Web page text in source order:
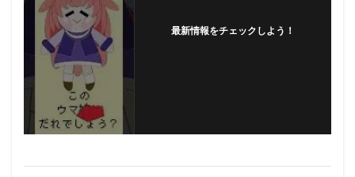
最新情報をチェックしよう！